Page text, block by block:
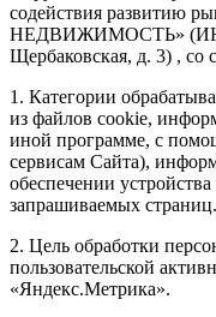
содействия развитию
НЕДВИЖИМОСТЬ» (ИНН
Щербаковская, д. 3) ,
1. Категории
из файлов cookie,
иной программе, с
сервисам Сайта),
обеспечении устройства
запрашиваемых страниц.
2. Цель обработки
пользовательской
«Яндекс.Метрика».